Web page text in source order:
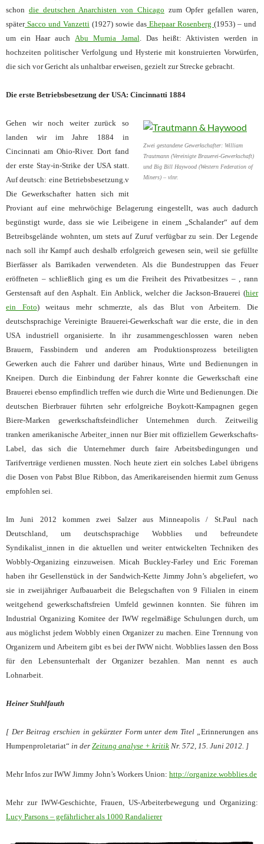
schon die deutschen Anarchisten von Chicago zum Opfer gefallen waren,
späterSacco und Vanzetti (1927) sowie das Ehepaar Rosenberg (1953) – und
um ein Haar auchAbu Mumia Jamal. Das heißt: Aktivisten werden in
hochzeiten politischer Verfolgung und Hysterie mit konstruierten Vorwürfen,
die sich vor Gericht als unhaltbar erweisen, gezielt zur Strecke gebracht.
Die erste Betriebsbesetzung der USA: Cincinnatti 1884
Zwei gestandene Gewerkschafter: William
Trautmann (Vereinigte Brauerei-Gewerkschaft)
und Big Bill Haywood (Western Federation of
Miners) – vlnr.
Gehen wir noch weiter zurück so
landen wir im Jahre 1884 in
Cincinnati am Ohio-River. Dort fand
der erste Stay-in-Strike der USA statt.
Auf deutsch: eine Betriebsbesetzung.v
Die Gewerkschafter hatten sich mit
Proviant auf eine mehrwöchige Belagerung eingestellt, was auch dadurch
begünstigt wurde, dass sie wie Leibeigene in einem „Schalander“ auf dem
Betreibsgelände wohnten, um stets auf Zuruf verfügbar zu sein. Der Legende
nach soll ihr Kampf auch deshalb erfolgreich gewesen sein, weil sie gefüllte
Bierfässer als Barrikaden verwendeten. Als die Bundestruppen das Feuer
eröffneten – schließlich ging es um die Freiheit des Privatbesitzes – , rann
Gerstensaft auf den Asphalt. Ein Anblick, welcher die Jackson-Brauerei (hier
ein Foto) weitaus mehr schmerzte, als das Blut von Arbeitern. Die
deutschsprachige Vereinigte Brauerei-Gewerkschaft war die erste, die in den
USA industriell organisierte. In ihr zusammengeschlossen waren neben
Brauern, Fassbindern und anderen am Produktionsprozess beteiligten
Gewerken auch die Fahrer und darüber hinaus, Wirte und Bedienungen in
Kneipen. Durch die Einbindung der Fahrer konnte die Gewerkschaft eine
Brauerei ebenso empfindlich treffen wie durch die Wirte und Bedienungen. Die
deutschen Bierbrauer führten sehr erfolgreiche Boykott-Kampagnen gegen
Biere-Marken gewerkschaftsfeindlicher Unternehmen durch. Zeitweilig
tranken amerikanische Arbeiter_innen nur Bier mit offiziellem Gewerkschafts-
Label, das sich die Unternehmer durch faire Arbeitsbedingungen und
Tarifverträge verdienen mussten. Noch heute ziert ein solches Label übrigens
die Dosen von Pabst Blue Ribbon, das Amerikareisenden hiermit zum Genuss
empfohlen sei.
Im Juni 2012 kommen zwei Salzer aus Minneapolis / St.Paul nach
Deutschland, um deutschsprachige Wobblies und befreundete
Syndikalist_innen in die aktuellen und weiter entwickelten Techniken des
Wobbly-Organizing einzuweisen. Micah Buckley-Farley und Eric Foreman
haben ihr Gesellenstück in der Sandwich-Kette Jimmy John’s abgeliefert, wo
sie in zweijähriger Aufbauarbeit die Belegschaften von 9 Filialen in einem
weitgehend gewerkschaftsfreien Umfeld gewinnen konnten. Sie führen im
Industrial Organizing Komitee der IWW regelmäßige Schulungen durch, um
aus möglichst jedem Wobbly einen Organizer zu machen. Eine Trennung von
Organizern und Arbeitern gibt es bei der IWW nicht. Wobblies lassen den Boss
für den Lebensunterhalt der Organizer bezahlen. Man nennt es auch
Lohnarbeit.
Heiner Stuhlfauth
[ Der Beitrag erschien in gekürzter Form unter dem Titel „Erinnerungen ans
Humpenproletariat“ in der Zeitung analyse + kritik Nr. 572, 15. Juni 2012. ]
Mehr Infos zur IWW Jimmy John’s Workers Union: http://organize.wobblies.de
Mehr zur IWW-Geschichte, Frauen, US-Arbeiterbewegung und Organizing:
Lucy Parsons – gefährlicher als 1000 Randalierer